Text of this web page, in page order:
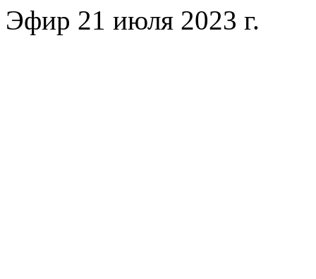
Эфир 21 июля 2023 г.